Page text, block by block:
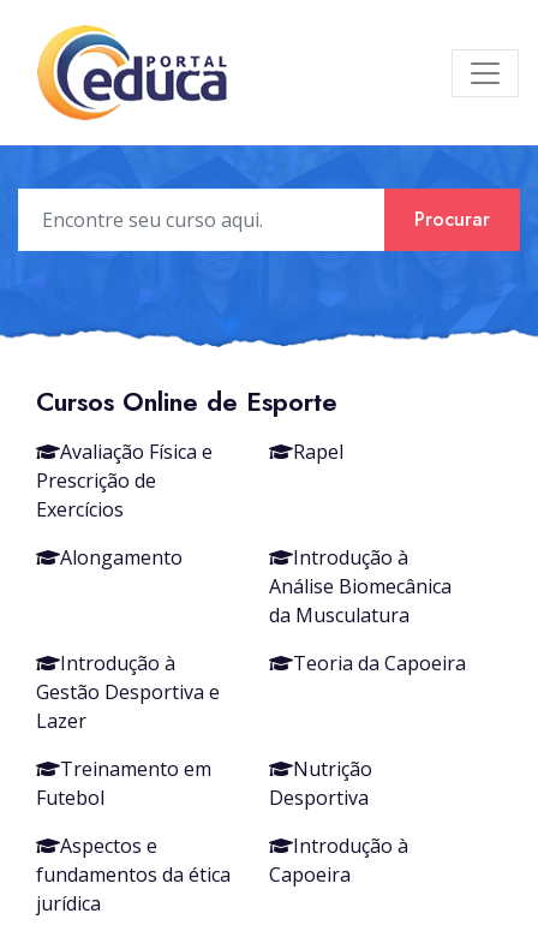
Procurar
Cursos Online de Esporte
Avaliação Física e
Prescrição de
Exercícios
Rapel
Alongamento
Introdução à
Análise Biomecânica
da Musculatura
Introdução à
Gestão Desportiva e
Lazer
Teoria da Capoeira
Treinamento em
Futebol
Nutrição
Desportiva
Aspectos e
fundamentos da ética
jurídica
Introdução à
Capoeira